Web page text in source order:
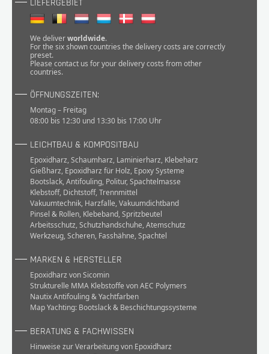
LIEFERGEBIET
We deliverworldwide.
For the six shown countries the delivery costs are correctly
preset.
Please contact us for your delivery costs from other
countries.
ÖFFNUNGSZEITEN:
Montag – Freitag
08:00 bis 12:30 und 13:30 bis 17:00 Uhr
LEICHTBAU & KOMPOSITBAU
Epoxidharz, Schaumharz, Laminierharz, Klebeharz
Gießharz, Epoxidharz für Holz, Epoxy Systeme
Bootslack, Antifouling, Politur, Spachtelmasse
Klebstoff, Dichtstoff, Trennmittel
Vakuumtechnik, Harzfalle, Vakuumdichtband
Pinsel & Rollen, Klebeband, Spritzbeutel
Arbeitsschutz, Schutzhandschuhe, Atemschutz
Werkzeug, Scheren, Fasshähne, Spachtel
MARKEN & HERSTELLER
Epoxidharz von Sicomin
Strukturelle MMA Klebstoffe von AEC Polymers
Nautix Antifouling & Yachtfarben
Map Yachting: Bootslack & Beschichtungssysteme
BERATUNG & FACHWISSEN
Hinweise zur Verarbeitung von Epoxidharz